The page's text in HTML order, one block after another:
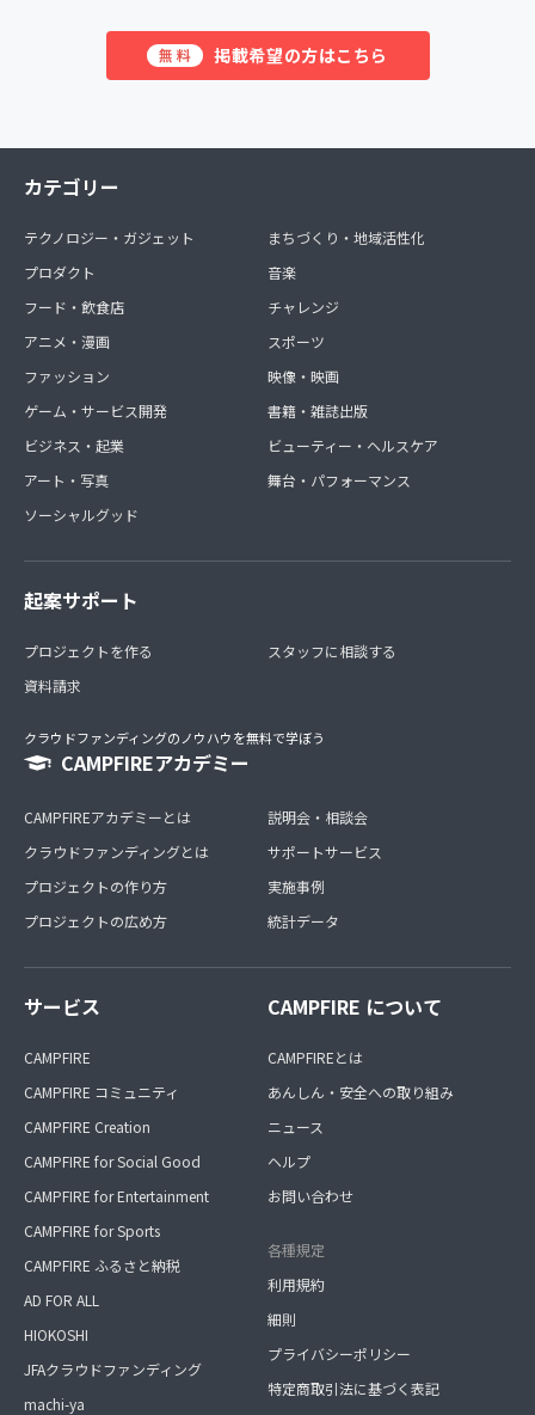
無料 掲載希望の方はこちら
カテゴリー
テクノロジー・ガジェット
プロダクト
フード・飲食店
アニメ・漫画
ファッション
ゲーム・サービス開発
ビジネス・起業
アート・写真
ソーシャルグッド
まちづくり・地域活性化
音楽
チャレンジ
スポーツ
映像・映画
書籍・雑誌出版
ビューティー・ヘルスケア
舞台・パフォーマンス
起案サポート
プロジェクトを作る
資料請求
スタッフに相談する
クラウドファンディングのノウハウを無料で学ぼう
CAMPFIREアカデミー
CAMPFIREアカデミーとは
クラウドファンディングとは
プロジェクトの作り方
プロジェクトの広め方
説明会・相談会
サポートサービス
実施事例
統計データ
サービス
CAMPFIRE
CAMPFIRE コミュニティ
CAMPFIRE Creation
CAMPFIRE for Social Good
CAMPFIRE for Entertainment
CAMPFIRE for Sports
CAMPFIRE ふるさと納税
AD FOR ALL
HIOKOSHI
JFAクラウドファンディング
machi-ya
CAMPFIRE について
CAMPFIREとは
あんしん・安全への取り組み
ニュース
ヘルプ
お問い合わせ
各種規定
利用規約
細則
プライバシーポリシー
特定商取引法に基づく表記